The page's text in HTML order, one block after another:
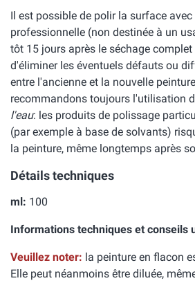
Il est possible de polir la surface avec
professionnelle (non destinée à un
tôt 15 jours après le séchage
d'éliminer les éventuels défauts ou
entre l'ancienne et la nouvelle
recommandons toujours l'utilisation
l'eau: les produits de polissage
(par exemple à base de solvants)
la peinture, même longtemps après
Détails techniques
ml: 100
Informations techniques et conseils
Veuillez noter: la peinture en flacon
Elle peut néanmoins être diluée,